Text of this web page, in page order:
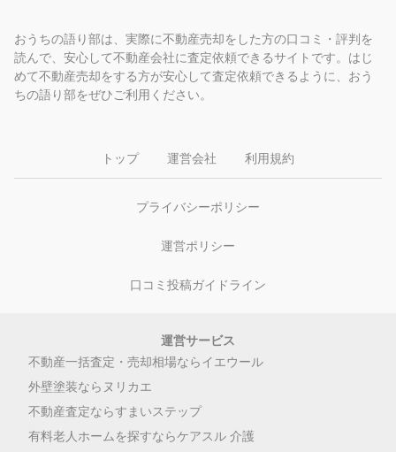
おうちの語り部は、実際に不動産売却をした方の口コミ・評判を
読んで、安心して不動産会社に査定依頼できるサイトです。はじ
めて不動産売却をする方が安心して査定依頼できるように、おう
ちの語り部をぜひご利用ください。
トップ 運営会社 利用規約
プライバシーポリシー
運営ポリシー
口コミ投稿ガイドライン
運営サービス
不動産一括査定・売却相場ならイエウール
外壁塗装ならヌリカエ
不動産査定ならすまいステップ
有料老人ホームを探すならケアスル 介護